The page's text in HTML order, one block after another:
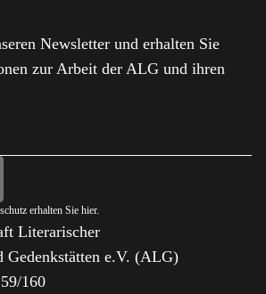
Newsletter und erhalten Sie
zur Arbeit der ALG und ihren
erhalten Sie hier.
Literarischer
Gedenkstätten e.V. (ALG)
160